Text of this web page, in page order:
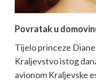
Povratak u
Tijelo princeze
Kraljevstvo istog
avionom Kraljevske